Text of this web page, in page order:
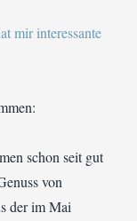
schon seit gut
von
der im Mai